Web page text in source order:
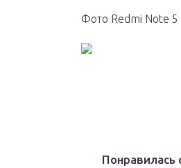
Фото Redmi Note 5
Понравилась